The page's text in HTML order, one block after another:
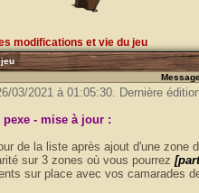
modifications et vie du jeu
03/2021 à 01:05:30. Dernière
pexe - mise à jour :
de la liste après ajout d'une zone
sur 3 zones où vous pourrez
sur place avec vos camarades